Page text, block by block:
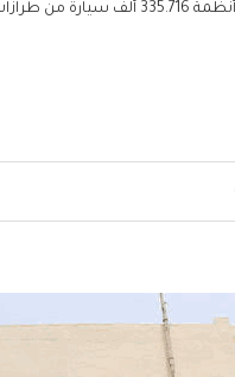
بالإضافة إلى ذلك، ستقوم